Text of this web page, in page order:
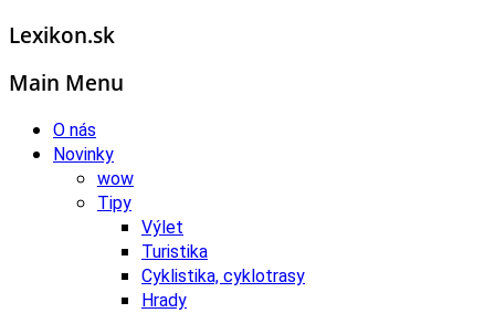
Lexikon.sk
Main Menu
O nás
Novinky
wow
Tipy
Výlet
Turistika
Cyklistika, cyklotrasy
Hrady